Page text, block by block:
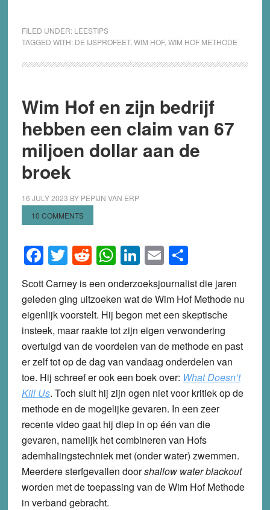
FILED UNDER: LEESTIPS
TAGGED WITH: DE IJSPROFEET, WIM HOF, WIM HOF METHODE
Wim Hof en zijn bedrijf
hebben een claim van 67
miljoen dollar aan de
broek
16 JULY 2023 BY PEPIJN VAN ERP
10 COMMENTS
Facebook
Twitter
Reddit
WhatsApp
LinkedIn
EmailShare
Scott Carney is een onderzoeksjournalist die jaren
geleden ging uitzoeken wat de Wim Hof Methode nu
eigenlijk voorstelt. Hij begon met een skeptische
insteek, maar raakte tot zijn eigen verwondering
overtuigd van de voordelen van de methode en past
er zelf tot op de dag van vandaag onderdelen van
toe. Hij schreef er ook een boek over: What Doesn’t
Kill Us. Toch sluit hij zijn ogen niet voor kritiek op de
methode en de mogelijke gevaren. In een zeer
recente video gaat hij diep in op één van die
gevaren, namelijk het combineren van Hofs
ademhalingstechniek met (onder water) zwemmen.
Meerdere sterfgevallen doorshallow water blackout
worden met de toepassing van de Wim Hof Methode
in verband gebracht.